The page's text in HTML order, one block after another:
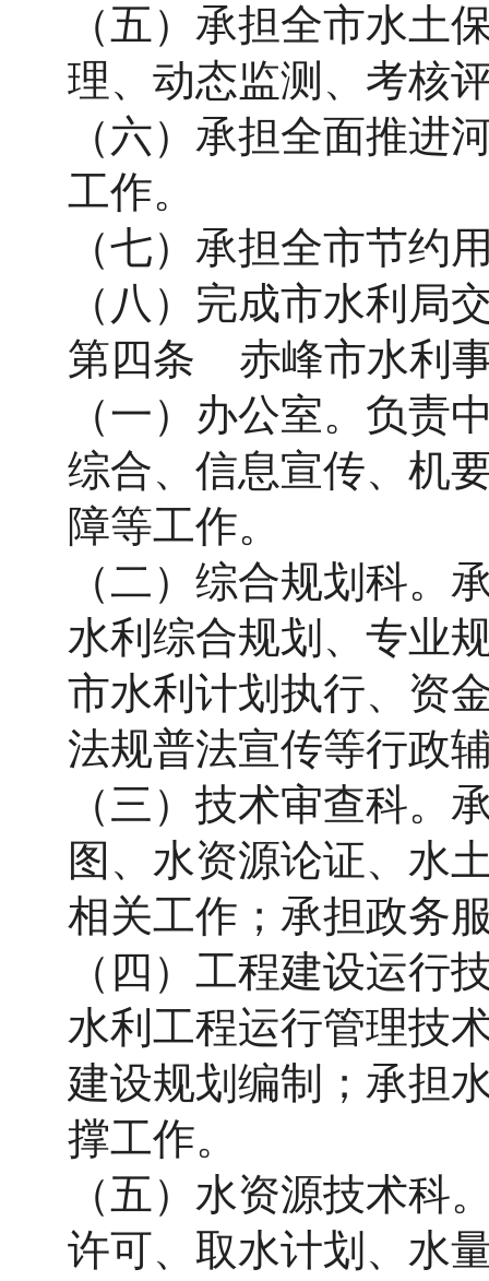
（五）承担全市水土
理、动态监测、考核
（六）承担全面推进
工作。
（七）承担全市节约
（八）完成市水利局
第四条 赤峰市水利
（一）办公室。负责
综合、信息宣传、机
障等工作。
（二）综合规划科。
水利综合规划、专业
市水利计划执行、资
法规普法宣传等行政
（三）技术审查科。
图、水资源论证、水
相关工作；承担政务
（四）工程建设运行
水利工程运行管理技
建设规划编制；承担
撑工作。
（五）水资源技术科
许可、取水计划、水